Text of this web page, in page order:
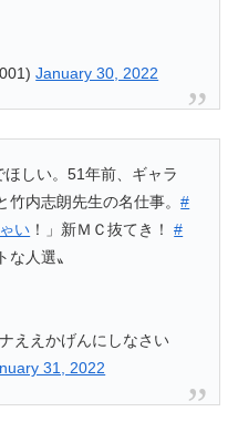
January 30, 2022
しい。51年前、ギャラ
竹内志朗先生の名仕事。#
い ！」新ＭＣ抜てき！#
人選〟
ええかげんにしなさい
31, 2022